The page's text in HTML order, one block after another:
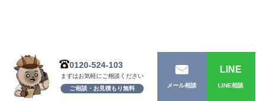
0120-524-103
まずはお気軽にご相談ください
ご相談・お見積もり無料
メール相談
LINE
LINE相談